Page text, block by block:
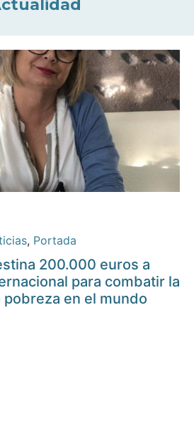
, Portada
200.000 euros a
para combatir la
en el mundo